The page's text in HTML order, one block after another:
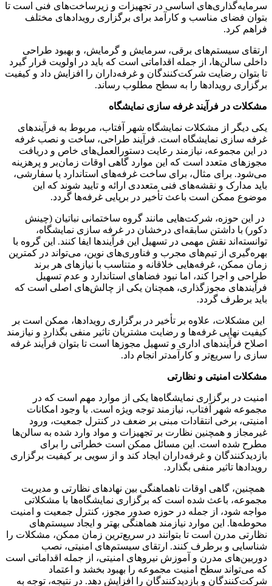
سرمایه‌گذاری‌های اساسی در تجهیزات و زیرساخت‌های فنی است تا
بتوان فضای مناسب و کارآمد برای برگزاری رویدادهای مختلف
فراهم کرد.
ارتقای سیستم‌های برقی، سرمایش و گرمایش، و بهبود طراحی
داخلی سالن‌ها، از جمله اقداماتی است که باید در اولویت قرار گیرد
تا بتوان رضایت شرکت‌کنندگان و غرفه‌داران را افزایش داد و کیفیت
برگزاری رویدادها را به سطح مطلوب رساند.
مشکلات در فرآیند غرفه سازی نمایشگاه
یکی دیگر از مشکلات نمایشگاه شهر آفتاب، مربوط به فرآیندهای
غرفه سازی نمایشگاه است. فرآیند طراحی، ساخت و نصب غرفه
در این مجموعه، نیازمند رعایت دستورالعمل‌های خاص و دریافت
مجوزهای متعدد است که این موارد گاهی اوقات زمان‌بر و پرهزینه
می‌شود. برای مثال، برای ساخت غرفه‌های استاندارد یا سفارشی،
باید مدارک و نقشه‌های فنی متعددی ارائه و تایید شوند که این
موضوع ممکن است باعث تأخیر در برپایی غرفه‌ها گردد.
در این حوزه، شرکت‌هایی مانند گروه ساختمانی نباتیان (چینش
دکور) با داشتن سابقه‌ای درخشان در غرفه سازی نمایشگاه،
توانسته‌اند نقش مهمی در تسهیل این فرآیندها ایفا کنند. این گروه با
بهره‌گیری از تیم‌های مجرب و فناوری‌های نوین، می‌تواند در کمترین
زمان ممکن، غرفه‌هایی خلاقانه و متناسب با نیازهای هر برند
طراحی و اجرا کند، اما نبود فضاهای استاندارد و عدم تسهیل
فرآیندهای مجوزگذاری، همچنان یکی از چالش‌های اصلی است که
باید برطرف گردد.
این مشکلات، علاوه بر تأخیر در برگزاری رویدادها، ممکن است بر
کیفیت نهایی غرفه‌ها و رضایت مشتریان تاثیر منفی بگذارد و نیازمند
اصلاح فرآیندهای اداری و تسهیل مجوزها است تا بتوان فرآیند غرفه
سازی را سریع‌تر و کارآمدتر انجام داد.
مشکلات امنیتی و نظارتی
امنیت در برگزاری نمایشگاه‌ها یکی از موارد مهم است که در
مجموعه شهر آفتاب، نیازمند توجه ویژه است. با وجود امکانات
امنیتی، برخی انتقادات مبنی بر ضعف در کنترل جمعیت، ورود
غیرمجاز و همچنین نظارت بر تجهیزات و مواد وارد شده به سالن‌ها
مطرح شده است. این مسائل ممکن است خطراتی را برای
بازدیدکنندگان و غرفه‌داران ایجاد کند و از سویی بر کیفیت برگزاری
رویدادها تاثیر منفی بگذارد.
همچنین، گاهی اوقات ناهماهنگی بین نهادهای نظارتی و مدیریت
مجموعه، باعث شده است که برگزاری نمایشگاه‌ها با مشکلاتی
مواجه شود، از جمله در حوزه صدور مجوز، کنترل جمعیت و امنیت
محوطه‌ها. این موارد نیازمند هماهنگی بهتر و ایجاد سیستم‌های
نظارتی مدرن است تا بتوانند در سریع‌ترین زمان ممکن، مشکلات را
شناسایی و برطرف کنند. ارتقای سیستم‌های امنیتی، نصب
دوربین‌های مدرن و آموزش نیروهای امنیتی، از جمله اقداماتی است
که می‌تواند سطح امنیت مجموعه را بهبود بخشد و اعتماد
شرکت‌کنندگان و بازدیدکنندگان را افزایش دهد. در نتیجه، توجه به